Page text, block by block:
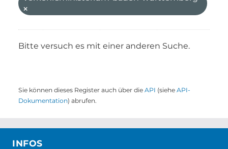
Bitte versuch es mit einer anderen Suche.
Sie können dieses Register auch über die API (siehe API-
Dokumentation) abrufen.
INFOS